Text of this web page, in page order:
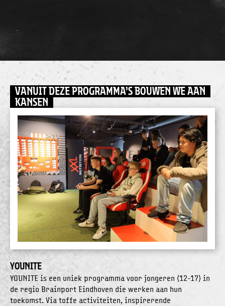
VANUIT DEZE PROGRAMMA’S BOUWEN WE AAN
KANSEN
YOUNITE
YOUNITE is een uniek programma voor jongeren (12-17) in
de regio Brainport Eindhoven die werken aan hun
toekomst. Via toffe activiteiten, inspirerende